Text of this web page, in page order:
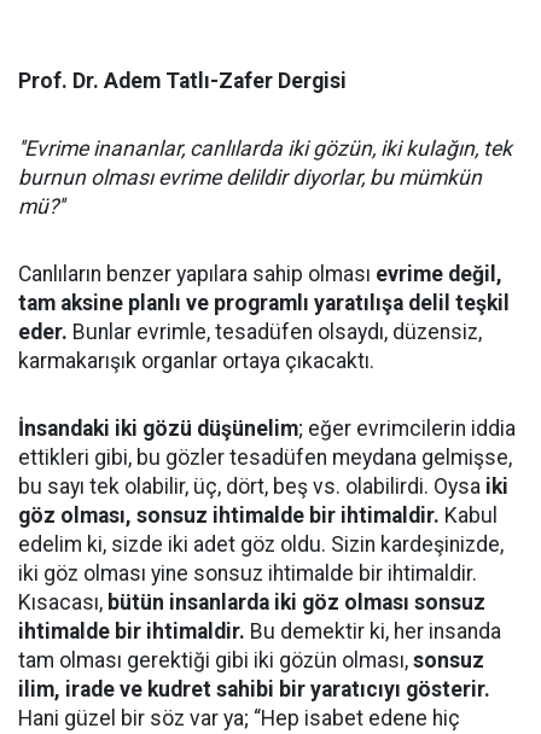
Prof. Dr. Adem Tatlı-Zafer Dergisi
''Evrime inananlar, canlılarda iki gözün, iki kulağın, tek
burnun olması evrime delildir diyorlar, bu mümkün
mü?''
Canlıların benzer yapılara sahip olması evrime değil,
tam aksine planlı ve programlı yaratılışa delil teşkil
eder. Bunlar evrimle, tesadüfen olsaydı, düzensiz,
karmakarışık organlar ortaya çıkacaktı.
İnsandaki iki gözü düşünelim; eğer evrimcilerin iddia
ettikleri gibi, bu gözler tesadüfen meydana gelmişse,
bu sayı tek olabilir, üç, dört, beş vs. olabilirdi. Oysa iki
göz olması, sonsuz ihtimalde bir ihtimaldir. Kabul
edelim ki, sizde iki adet göz oldu. Sizin kardeşinizde,
iki göz olması yine sonsuz ihtimalde bir ihtimaldir.
Kısacası, bütün insanlarda iki göz olması sonsuz
ihtimalde bir ihtimaldir. Bu demektir ki, her insanda
tam olması gerektiği gibi iki gözün olması, sonsuz
ilim, irade ve kudret sahibi bir yaratıcıyı gösterir.
Hani güzel bir söz var ya; “Hep isabet edene hiç